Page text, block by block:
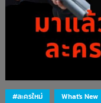
#ละครใหม่ What's New